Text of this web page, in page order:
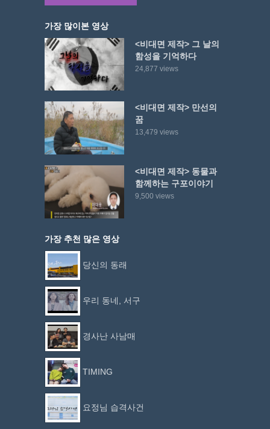
가장 많이본 영상
<비대면 제작> 그 날의
함성을 기억하다
24,877 views
<비대면 제작> 만선의
꿈
13,479 views
<비대면 제작> 동물과
함께하는 구포이야기
9,500 views
가장 추천 많은 영상
당신의 동래
우리 동네, 서구
경사난 사남매
TIMING
요정님 습격사건